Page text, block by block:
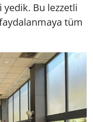
yedik. Bu lezzetli
tüm